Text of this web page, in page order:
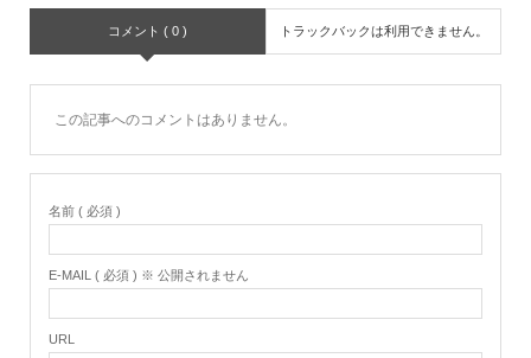
コメント ( 0 ) トラックバックは利用できません。
この記事へのコメントはありません。
名前 ( 必須 )
E-MAIL ( 必須 ) ※ 公開されません
URL